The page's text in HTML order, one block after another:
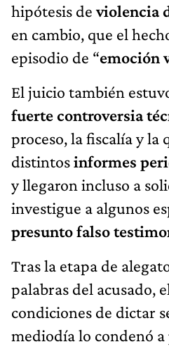
hipótesis deviolencia
en cambio, que el
episodio de “emoción
El juicio también
fuerte controversia
proceso, la fiscalía y la
distintosinformes
y llegaron incluso a
investigue a algunos
presunto falso
Tras la etapa de
palabras del acusado,
condiciones de dictar
mediodía lo condenó a